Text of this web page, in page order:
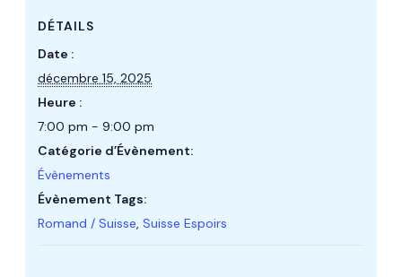
DÉTAILS
Date :
décembre 15, 2025
Heure :
7:00 pm - 9:00 pm
Catégorie d’Évènement:
Évènements
Évènement Tags:
Romand / Suisse,Suisse Espoirs